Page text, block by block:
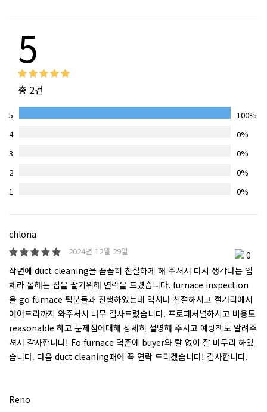
5
총 2건
5
100%
4
0%
3
0%
2
0%
1
0%
chlona
2024년 12월 29일
0
작년에 duct cleaning을 꼼꼼히 친절하게 해 주셔서 다시 생각나는 업
체라 올해는 집을 팔기위해 연락을 드렸습니다. furnace inspection
을 go furnace 팀분들과 진행하였는데 역시나 친절하시고 캘거리에서
에어드리까지 와주셔서 너무 감사드렸습니다. 프로페셔널하시고 비용도
reasonable 하고 문제점에대해 상세히 설명해 주시고 예방책도 알려주
셔서 감사합니다! Fo furnace 덕준에 buyer와 탈 없이 잘 마무리 하였
습니다. 다음 duct cleaning때에 꼭 연락 드리겠습니다! 감사합니다.
Reno